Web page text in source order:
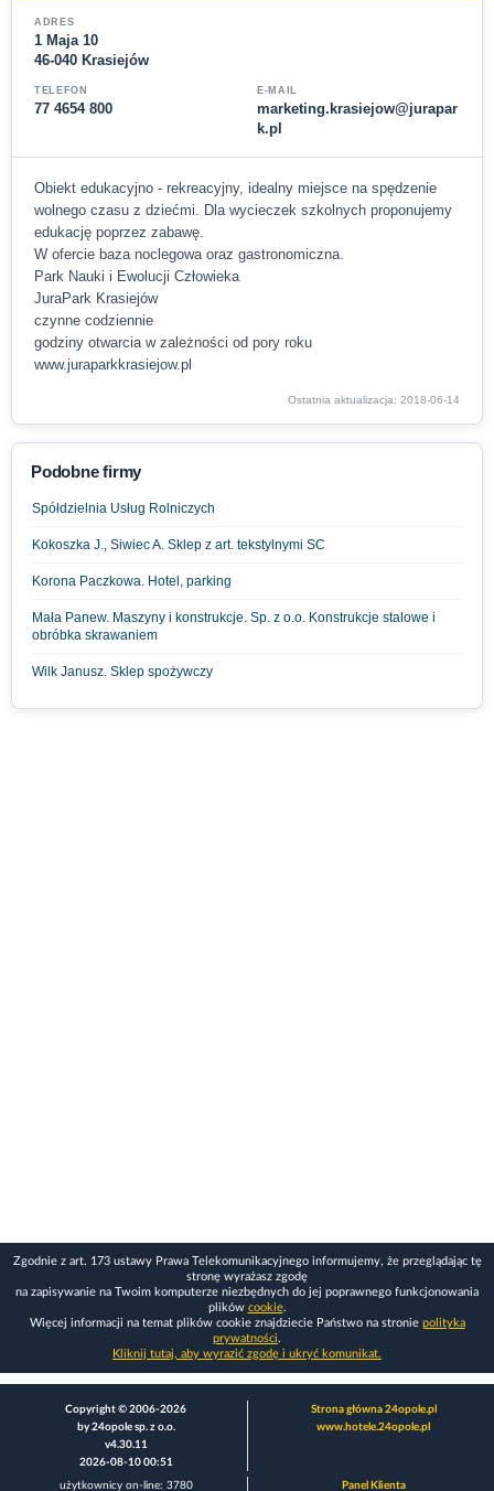
ADRES
1 Maja 10
46-040 Krasiejów
TELEFON
77 4654 800
E-MAIL
marketing.krasiejow@jurapar
k.pl
Obiekt edukacyjno - rekreacyjny, idealny miejsce na spędzenie
wolnego czasu z dziećmi. Dla wycieczek szkolnych proponujemy
edukację poprzez zabawę.
W ofercie baza noclegowa oraz gastronomiczna.
Park Nauki i Ewolucji Człowieka
JuraPark Krasiejów
czynne codziennie
godziny otwarcia w zależności od pory roku
www.juraparkkrasiejow.pl
Ostatnia aktualizacja: 2018-06-14
Podobne firmy
Spółdzielnia Usług Rolniczych
Kokoszka J., Siwiec A. Sklep z art. tekstylnymi SC
Korona Paczkowa. Hotel, parking
Mała Panew. Maszyny i konstrukcje. Sp. z o.o. Konstrukcje stalowe i
obróbka skrawaniem
Wilk Janusz. Sklep spożywczy
Zgodnie z art. 173 ustawy Prawa Telekomunikacyjnego informujemy, że przeglądając tę
stronę wyrażasz zgodę
na zapisywanie na Twoim komputerze niezbędnych do jej poprawnego funkcjonowania
plików cookie.
Więcej informacji na temat plików cookie znajdziecie Państwo na stronie polityka
prywatności.
Kliknij tutaj, aby wyrazić zgodę i ukryć komunikat.
Copyright © 2006-2026
by 24opole sp. z o.o.
v4.30.11
2026-08-10 00:51
Strona główna 24opole.pl
www.hotele.24opole.pl
użytkownicy on-line: 3780 Panel Klienta